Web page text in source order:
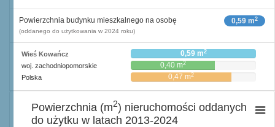
0,59 m2
Powierzchnia budynku mieszkalnego na osobę
(oddanego do użytkowania w 2024 roku)
Wieś Kowańcz 0,59 m2
woj. zachodniopomorskie 0,40 m2
Polska 0,47 m2
Powierzchnia (m2) nieruchomości oddanych
do użytku w latach 2013-2024